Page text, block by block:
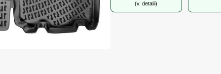
(v. detalii)